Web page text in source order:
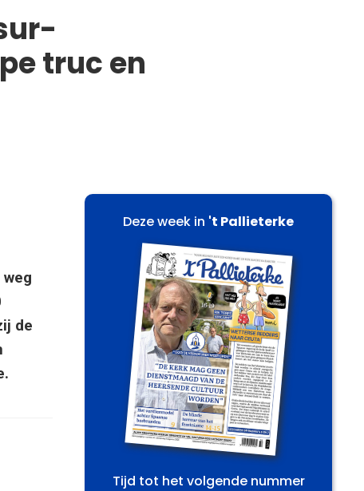
truc en
de
Deze week in 't Pallieterke
Tijd tot het volgende nummer